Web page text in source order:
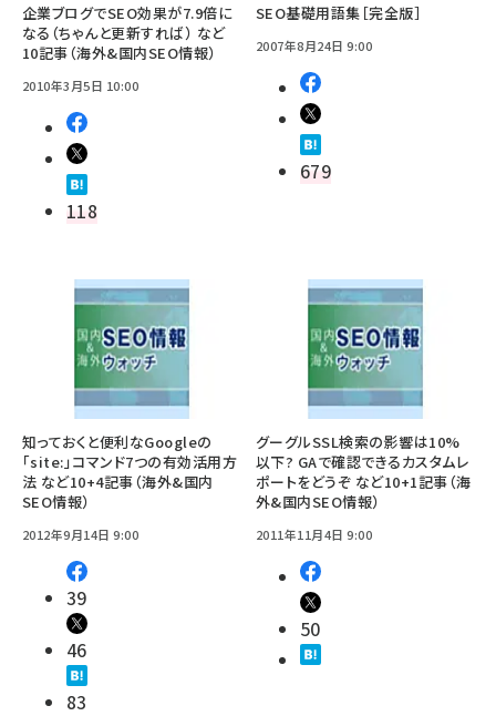
企業ブログでSEO効果が7.9倍に
なる（ちゃんと更新すれば） など
10記事（海外&国内SEO情報）
2010年3月5日 10:00
118
SEO基礎用語集［完全版］
2007年8月24日 9:00
679
知っておくと便利なGoogleの
「site:」コマンド7つの有効活用方
法 など10+4記事（海外&国内
SEO情報）
2012年9月14日 9:00
39
46
83
グーグルSSL検索の影響は10%
以下? GAで確認できるカスタムレ
ポートをどうぞ など10+1記事（海
外&国内SEO情報）
2011年11月4日 9:00
50